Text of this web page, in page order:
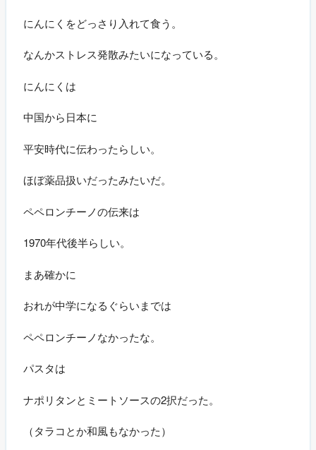
にんにくをどっさり入れて食う。
なんかストレス発散みたいになっている。
にんにくは
中国から日本に
平安時代に伝わったらしい。
ほぼ薬品扱いだったみたいだ。
ペペロンチーノの伝来は
1970年代後半らしい。
まあ確かに
おれが中学になるぐらいまでは
ペペロンチーノなかったな。
パスタは
ナポリタンとミートソースの2択だった。
（タラコとか和風もなかった）